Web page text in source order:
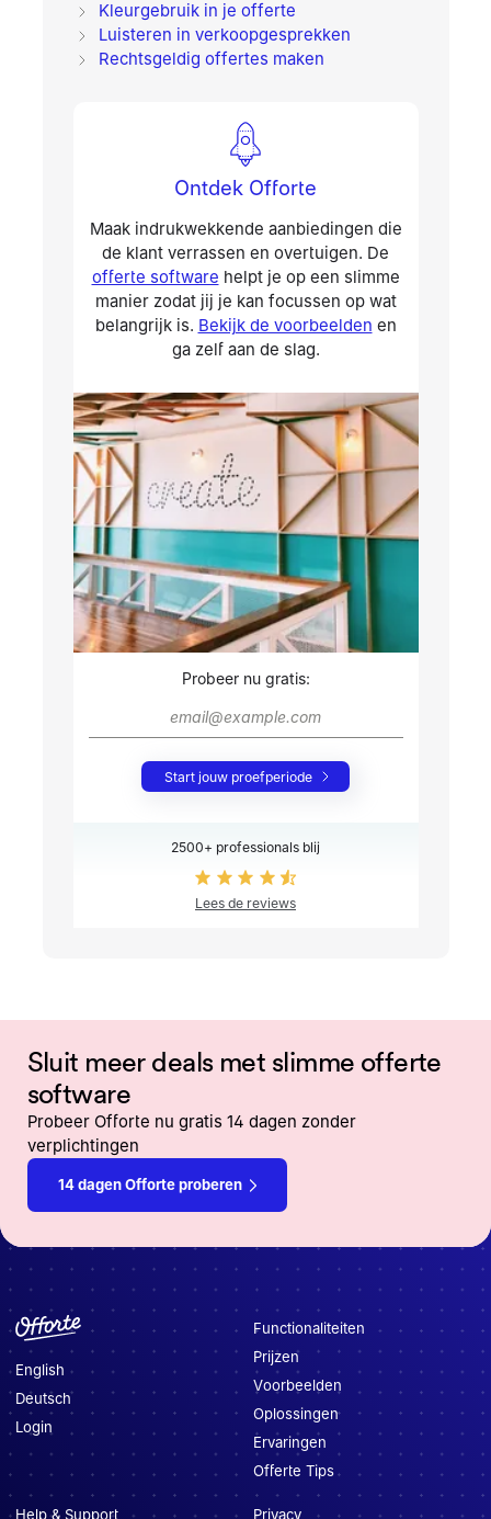
Kleurgebruik in je offerte
Luisteren in verkoopgesprekken
Rechtsgeldig offertes maken
Ontdek Offorte
Maak indrukwekkende aanbiedingen die
de klant verrassen en overtuigen. De
offerte software helpt je op een slimme
manier zodat jij je kan focussen op wat
belangrijk is. Bekijk de voorbeelden en
ga zelf aan de slag.
Probeer nu gratis:
Start jouw proefperiode
2500+ professionals blij
Lees de reviews
Sluit meer deals met slimme offerte
software
Probeer Offorte nu gratis 14 dagen zonder
verplichtingen
14 dagen Offorte proberen
English
Deutsch
Login
Functionaliteiten
Prijzen
Voorbeelden
Oplossingen
Ervaringen
Offerte Tips
Help & Support Privacy